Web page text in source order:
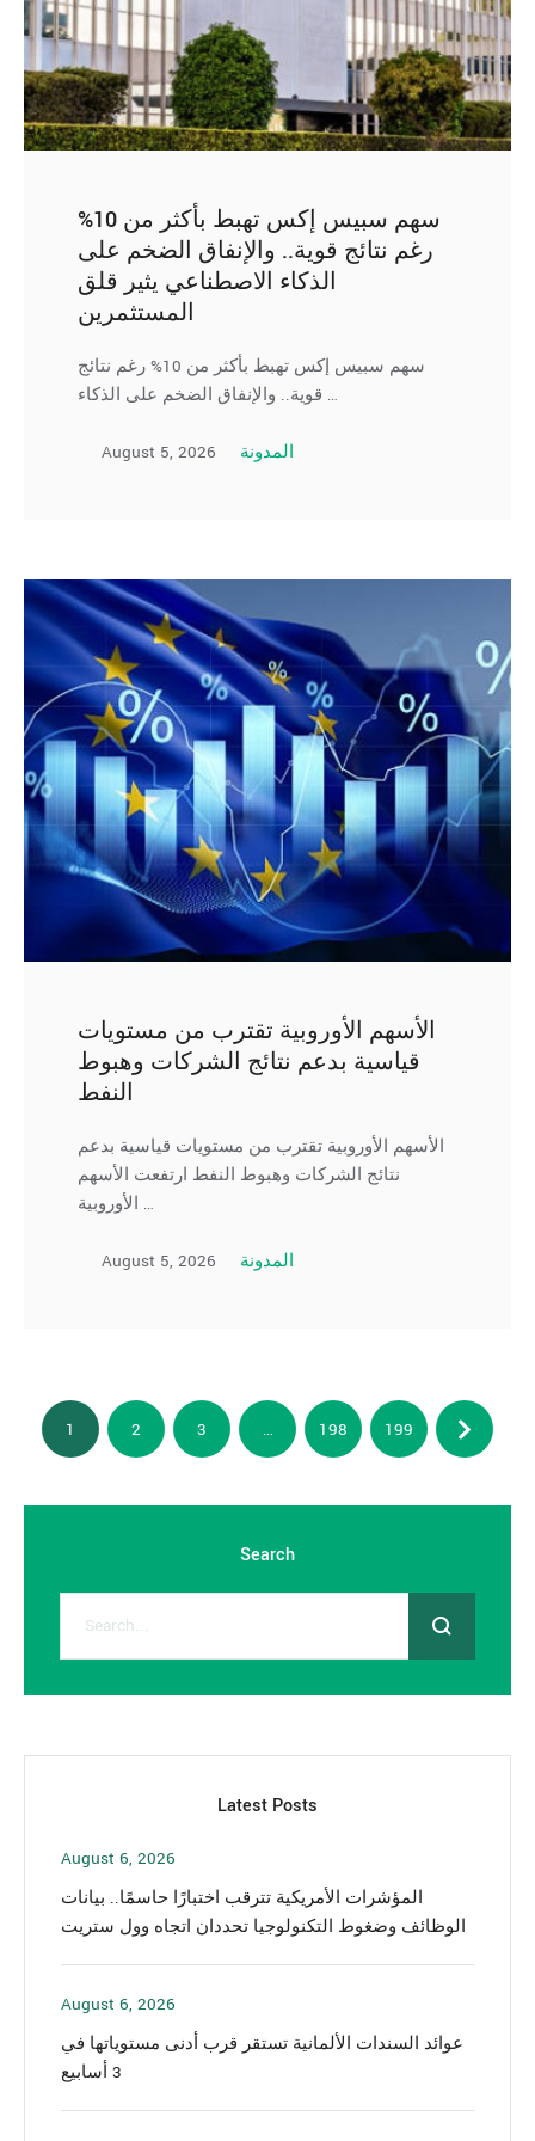
سهم سبيس إكس تهبط بأكثر من 10%
رغم نتائج قوية.. والإنفاق الضخم على
الذكاء الاصطناعي يثير قلق
المستثمرين
سهم سبيس إكس تهبط بأكثر من 10% رغم نتائج
قوية.. والإنفاق الضخم على الذكاء …
August 5, 2026 المدونة
الأسهم الأوروبية تقترب من مستويات
قياسية بدعم نتائج الشركات وهبوط
النفط
الأسهم الأوروبية تقترب من مستويات قياسية بدعم
نتائج الشركات وهبوط النفط ارتفعت الأسهم
الأوروبية …
August 5, 2026 المدونة
1 2 3 … 198 199
Search
Latest Posts
August 6, 2026
المؤشرات الأمريكية تترقب اختبارًا حاسمًا.. بيانات
الوظائف وضغوط التكنولوجيا تحددان اتجاه وول ستريت
August 6, 2026
عوائد السندات الألمانية تستقر قرب أدنى مستوياتها في
3 أسابيع